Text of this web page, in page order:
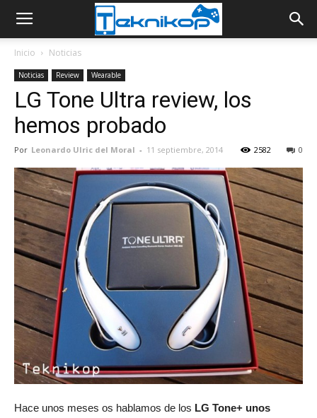
Inicio Noticias
Noticias Review Wearable
LG Tone Ultra review, los
hemos probado
Por Leonardo Ulric del Moral - 11 septiembre, 2014 0
2582
Hace unos meses os hablamos de los LG Tone+ unos